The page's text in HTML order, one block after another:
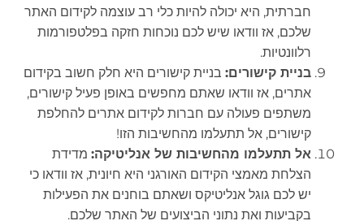
חברתית, היא יכולה להיות כלי רב עוצמה לקידום האתר
שלכם, אז וודאו שיש לכם נוכחות חזקה בפלטפורמות
רלוונטיות.
בניית קישורים: בניית קישורים היא חלק חשוב בקידום
אתרים, אז וודאו שאתם מחפשים באופן פעיל קישורים,
משתפים פעולה עם חברות לקידום אתרים להחלפת
קישורים, אל תתעלמו מהחשיבות הזו!
אל תתעלמו מהחשיבות של אנליטיקה: מדידת
הצלחת מאמצי הקידום האורגני היא חיונית, אז וודאו כי
יש לכם גוגל אנליטיקס ושאתם בוחנים את הפעילות
בקביעות ואת נתוני הביצועים של האתר שלכם.